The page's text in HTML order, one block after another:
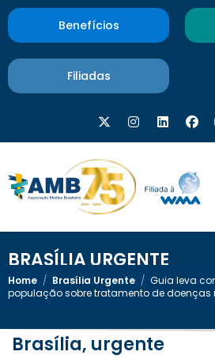
Benefícios
Filiadas
BRASÍLIA URGENTE
Home / Brasília Urgente / Guia leva
população sobre tratamento de doenças
Brasília, urgente